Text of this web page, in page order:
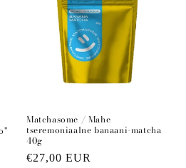
Matchasome / Mahe
tseremoniaalne banaani-matcha
40g
Regular
€27,00 EUR